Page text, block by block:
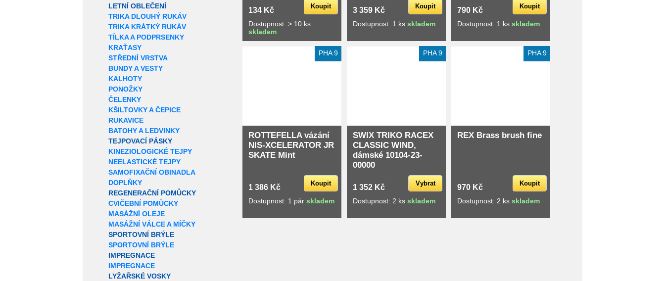
LETNÍ OBLEČENÍ
TRIKA DLOUHÝ RUKÁV
TRIKA KRÁTKÝ RUKÁV
TÍLKA A PODPRSENKY
KRAŤASY
STŘEDNÍ VRSTVA
BUNDY A VESTY
KALHOTY
PONOŽKY
ČELENKY
KŠILTOVKY A ČEPICE
RUKAVICE
BATOHY A LEDVINKY
TEJPOVACÍ PÁSKY
KINEZIOLOGICKÉ TEJPY
NEELASTICKÉ TEJPY
SAMOFIXAČNÍ OBINADLA
DOPLŇKY
REGENERAČNÍ POMŮCKY
CVIČEBNÍ POMŮCKY
MASÁŽNÍ OLEJE
MASÁŽNÍ VÁLCE A MÍČKY
SPORTOVNÍ BRÝLE
SPORTOVNÍ BRÝLE
IMPREGNACE
IMPREGNACE
LYŽAŘSKÉ VOSKY
134 Kč Koupit
Dostupnost: > 10 ks
skladem
3 359 Kč Koupit
Dostupnost: 1 ks skladem
790 Kč Koupit
Dostupnost: 1 ks skladem
Extra slevy pro registrované
PHA 9
ROTTEFELLA vázání
NIS-XCELERATOR JR
SKATE Mint
1 386 Kč Koupit
Dostupnost: 1 pár skladem
Extra slevy pro registrované
PHA 9
SWIX TRIKO RACEX
CLASSIC WIND,
dámské 10104-23-
00000
1 352 Kč Vybrat
Dostupnost: 2 ks skladem
Extra slevy pro registrované
PHA 9
REX Brass brush fine
970 Kč Koupit
Dostupnost: 2 ks skladem